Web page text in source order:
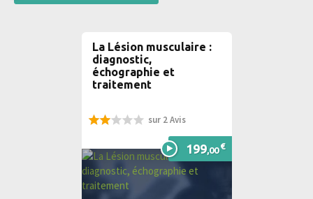
La Lésion musculaire :
diagnostic,
échographie et
traitement
sur 2 Avis
199,00€